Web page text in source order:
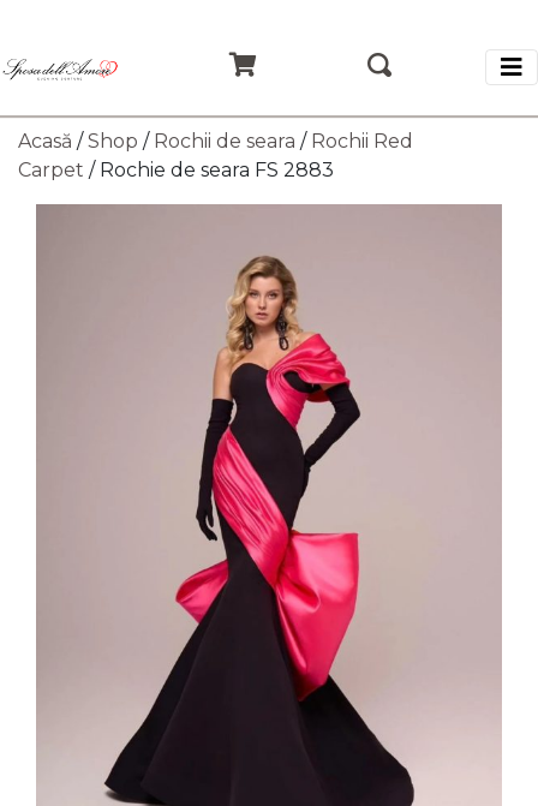
Acasă /Shop / Rochii de seara / Rochii Red
Carpet / Rochie de seara FS 2883